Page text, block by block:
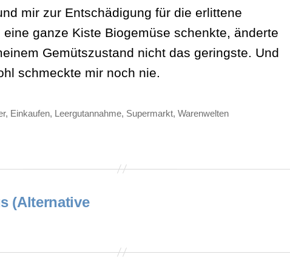
mir zur Entschädigung für die erlittene
eine ganze Kiste Biogemüse schenkte, änderte
Gemütszustand nicht das geringste. Und
schmeckte mir noch nie.
, Einkaufen, Leergutannahme, Supermarkt, Warenwelten
(Alternative